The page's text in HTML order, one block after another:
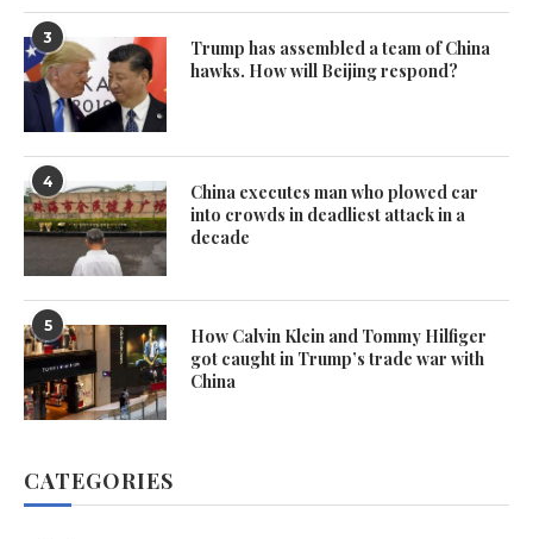
3
Trump has assembled a team of China
hawks. How will Beijing respond?
4
China executes man who plowed car
into crowds in deadliest attack in a
decade
5
How Calvin Klein and Tommy Hilfiger
got caught in Trump’s trade war with
China
CATEGORIES